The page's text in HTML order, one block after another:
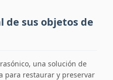
de sus objetos de
una solución de
para restaurar y preservar